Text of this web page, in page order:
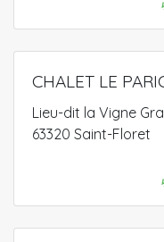
CHALET LE
Lieu-dit la Vigne
63320 Saint-Floret